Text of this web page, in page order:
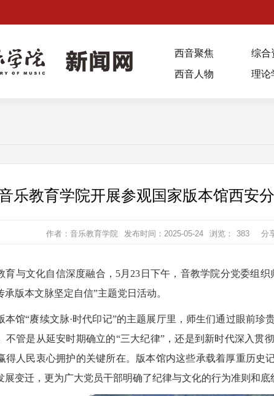
西音聚焦 综合
西音人物
理论
乐教育学院开展参观国家版本馆西安
作者：音乐教育学院 发布时间：2025-05-24 浏览： 383 分
育与文化自信深度融合，5月23日下午，音教学院分党委组
版本文脉坚定自信”主题党日活动。
本馆“赓续文脉·时代印记”的主题展厅里，师生们通过眼前珍
不管是从延安时期确立的“三大纪律”，还是到新时代深入贯
得人民衷心拥护的关键所在。版本馆内这些承载着厚重历史
展变迁，更为广大党员干部明确了纪律与文化的行为准则和底